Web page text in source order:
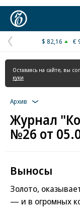
Предыдущая
страница
$ 82,16 €
Оставаясь на сайте, вы
куки
Архив
Журнал
№26 от
Выносы
Золото,
— и в огромных